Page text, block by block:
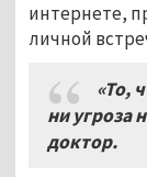
интернете,
личной
«То,
ни угроза
доктор.